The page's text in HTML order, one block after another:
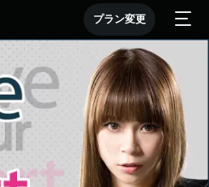
プラン変更